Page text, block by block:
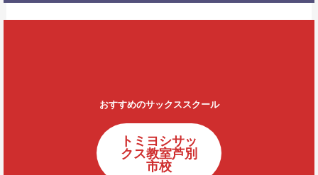
おすすめのサックススクール
トミヨシサッ
クス教室芦別
市校